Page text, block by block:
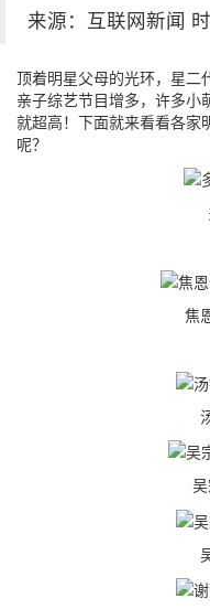
来源：互联网新闻
顶着明星父母的光环，星二
亲子综艺节目增多，许多小
就超高！下面就来看看各家
呢？
多
焦恩
汤
吴
吴